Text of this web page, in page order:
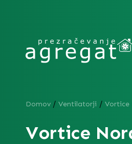
Domov / Ventilatorji / Vortice
Vortice